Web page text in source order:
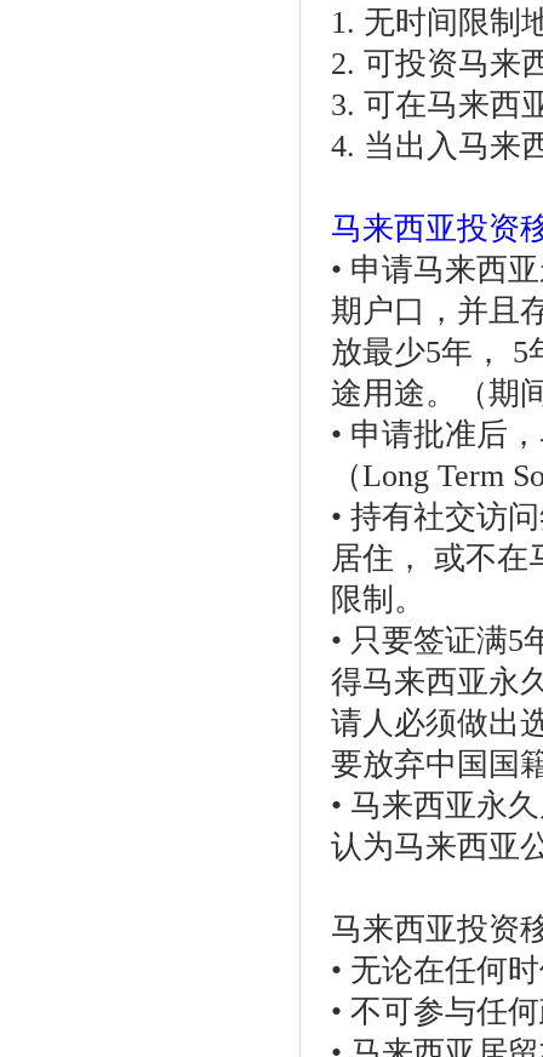
1. 无时间限制
2. 可投资马来
3. 可在马来西
4. 当出入马来
马来西亚投资
• 申请马来西
期户口，并且
放最少5年，
途用途。（期
• 申请批准后
（Long Term
• 持有社交访
居住， 或不在
限制。
• 只要签证满5
得马来西亚永
请人必须做出
要放弃中国国
• 马来西亚永
认为马来西亚
马来西亚投资
• 无论在任何
• 不可参与任